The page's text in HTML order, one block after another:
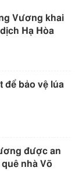
Vương khai
Hạ Hòa
để bảo vệ lúa
được an
nhà Võ